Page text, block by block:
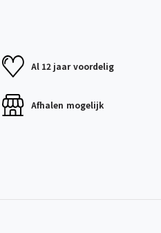
Al 12 jaar voordelig
Afhalen mogelijk